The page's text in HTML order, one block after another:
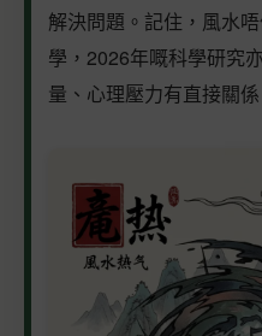
解決問題。記住，風水
學，2026年嘅科學研究
量、心理壓力有直接關